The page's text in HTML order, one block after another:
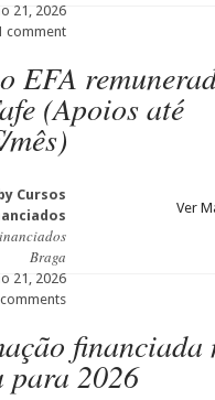
21, 2026
comment
EFA
(Apoios até
Cursos
Braga
21, 2026
Ver
financiada
para 2026